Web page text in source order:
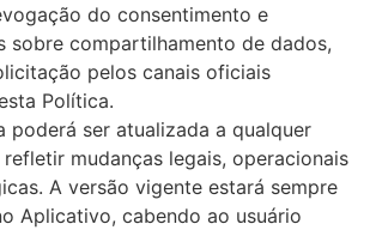
do consentimento e
sobre compartilhamento de dados,
pelos canais oficiais
Política.
poderá ser atualizada a qualquer
mudanças legais, operacionais
A versão vigente estará sempre
Aplicativo, cabendo ao usuário